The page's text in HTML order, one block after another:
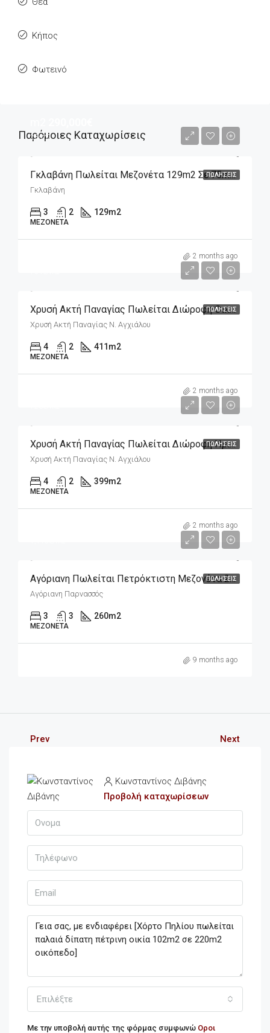
Κήπος
Φωτεινό
Παρόμοιες Καταχωρίσεις
ΠΩΛΉΣΕΙΣ
2€/m2
Γκλαβάνη Πωλείται Μεζονέτα 129m2 Σε 75m2 Οικόπεδο Πλήρως Ανακαινισμένη
Γκλαβάνη
3 2 129m2
ΜΕΖΟΝΈΤΑ
2 months ago
ΠΩΛΉΣΕΙΣ
Χρυσή Ακτή Παναγίας Πωλείται Διώροφη Οικοδομή 411m2 Σε Οικόπεδο 282m2
Χρυσή Ακτή Παναγίας Ν. Αγχιάλου
4 2 411 m2
ΜΕΖΟΝΈΤΑ
2 months ago
ΠΩΛΉΣΕΙΣ
Χρυσή Ακτή Παναγίας Πωλείται Διώροφη Ημιτελής Οικοδομή 399m2 Σε Οικόπεδο 334m2
Χρυσή Ακτή Παναγίας Ν. Αγχιάλου
4 2 399m2
ΜΕΖΟΝΈΤΑ
2 months ago
ΠΩΛΉΣΕΙΣ
Αγόριανη Πωλείται Πετρόκτιστη Μεζονέτα 260m2 Σε 300m2 Οικόπεδο
Αγόριανη Παρνασσός
3 3 260m2
ΜΕΖΟΝΈΤΑ
9 months ago
Prev Next
Κωνσταντίνος Διβάνης
Προβολή καταχωρίσεων
Επιλέξτε
Με την υποβολή αυτής της φόρμας συμφωνώ Οροι